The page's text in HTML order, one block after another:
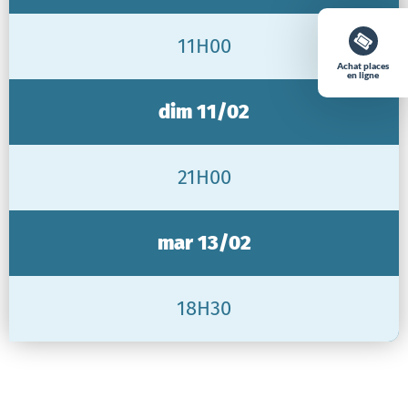
Achat places
en ligne
11H00
dim 11/02
21H00
mar 13/02
18H30